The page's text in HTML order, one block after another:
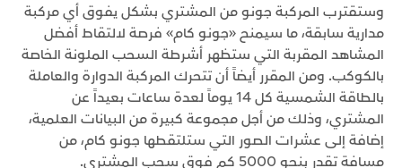
وستقترب المركبة جونو من المشتري بشكل يفوق أي مركبة
مدارية سابقة، ما سيمنح «جونو كام» فرصة لالتقاط أفضل
المشاهد المقربة التي ستظهر أشرطة السحب الملونة الخاصة
بالكوكب. ومن المقرر أيضاً أن تتحرك المركبة الدوارة والعاملة
بالطاقة الشمسية كل 14 يوماً لعدة ساعات بعيداً عن
المشتري، وذلك من أجل مجموعة كبيرة من البيانات العلمية،
إضافة إلى عشرات الصور التي ستلتقطها جونو كام، من
مسافة تقدر بنحو 5000 كم فوق سحب المشتري.